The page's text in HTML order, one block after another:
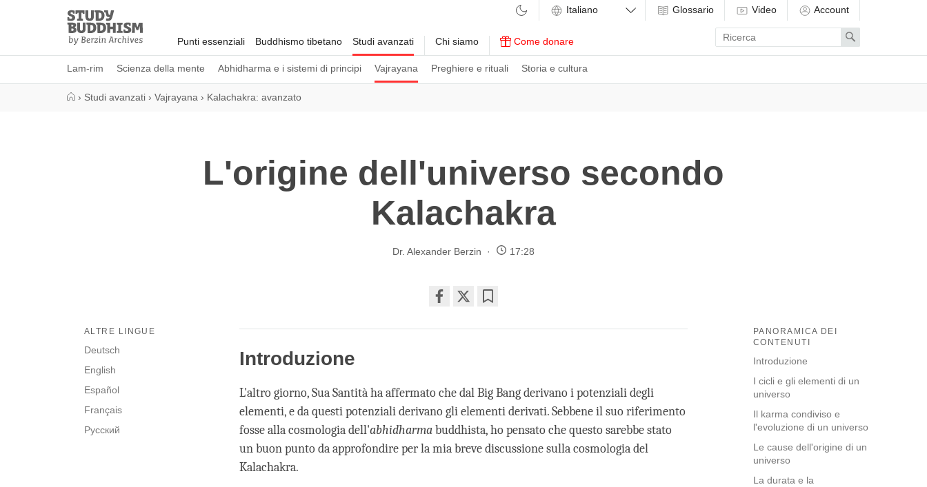
Study
Buddhism
Home
Punti essenziali Buddhismo tibetano Studi avanzati
Lam-rim Scienza della mente Abhidharma e i sistemi di principi Vajrayana Preghiere e rituali Storia e cultura
Chi siamo Come donare
Glossario Video Account
Enter
search
term
Search
› Studi avanzati › Vajrayana › Kalachakra: avanzato
L'origine dell'universo secondo
Kalachakra
Dr. Alexander Berzin 17:28
on
PANORAMICA DEI
CONTENUTI
Introduzione
I cicli e gli elementi di un
universo
Il karma condiviso e
l'evoluzione di un universo
Le cause dell'origine di un
universo
La durata e la
ALTRE LINGUE
Deutsch
English
Español
Français
Русский
Introduzione
L'altro giorno, Sua Santità ha affermato che dal Big Bang derivano i potenziali degli
elementi, e da questi potenziali derivano gli elementi derivati. Sebbene il suo riferimento
fosse alla cosmologia dell'abhidharmabuddhista, ho pensato che questo sarebbe stato
un buon punto da approfondire per la mia breve discussione sulla cosmologia del
Kalachakra.